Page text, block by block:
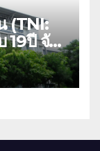
(TNI:
19ปี จัด
กาศ
รศึกษา
ปรุง